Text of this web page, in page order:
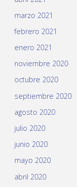
marzo 2021
febrero 2021
enero 2021
noviembre 2020
octubre 2020
septiembre 2020
agosto 2020
julio 2020
junio 2020
mayo 2020
abril 2020